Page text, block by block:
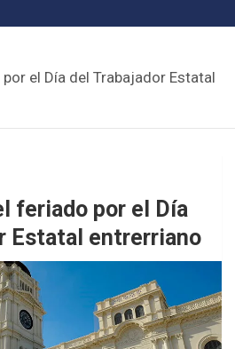
el Día del Trabajador Estatal
feriado por el Día
Estatal entrerriano